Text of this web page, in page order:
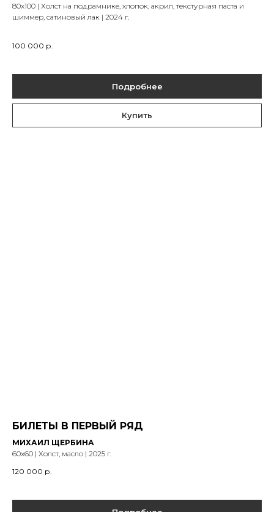
80х100 | Холст на подрамнике, хлопок, акрил, текстурная паста и
шиммер, сатиновый лак | 2024 г.
100 000 р.
Подробнее
Купить
БИЛЕТЫ В ПЕРВЫЙ РЯД
МИХАИЛ ЩЕРБИНА
60х60 | Холст, масло | 2025 г.
120 000 р.